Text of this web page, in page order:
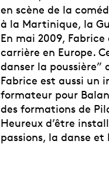
en scène de la
à la Martinique, la
En mai 2009,
carrière en Europe.
danser la poussière”
Fabrice est aussi un
formateur pour
des formations de
Heureux d’être
passions, la danse